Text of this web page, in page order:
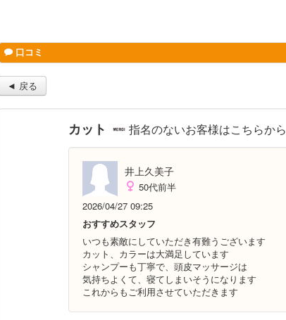
口コミ
◄ 戻る
カット 指名のないお客様はこちらから
井上久美子
50代前半
2026/04/27 09:25
おすすめスタッフ
いつも素敵にしていただき有難うございます
カット、カラーは大満足しています
シャンプーも丁寧で、頭皮マッサージは
気持ちよくて、寝てしまいそうになります
これからもご利用させていただきます